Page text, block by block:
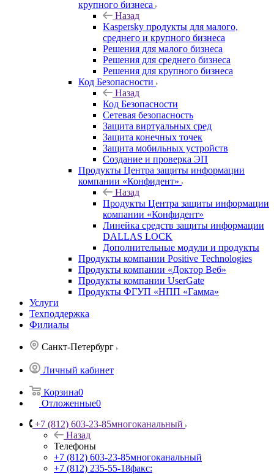
крупного бизнеса
Назад
Kaspersky продукты для малого,
среднего и крупного бизнеса
Решения для малого бизнеса
Решения для среднего бизнеса
Решения для крупного бизнеса
Код Безопасности
Назад
Код Безопасности
Сетевая безопасность
Защита виртуальных сред
Защита конечных точек
Защита мобильных устройств
Создание и проверка ЭП
Продукты Центра защиты информации
компании «Конфидент»
Назад
Продукты Центра защиты информации
компании «Конфидент»
Линейка средств защиты информации
DALLAS LOCK
Дополнительные модули и продукты
Продукты компании Positive Technologies
Продукты компании «Доктор Веб»
Продукты компании UserGate
Продукты ФГУП «НПП «Гамма»
Услуги
Техподдержка
Филиалы
Санкт-Петербург
Личный кабинет
Корзина0
Отложенные0
+7 (812) 603-23-85многоканальный
Назад
Телефоны
+7 (812) 603-23-85многоканальный
+7 (812) 235-55-18факс: